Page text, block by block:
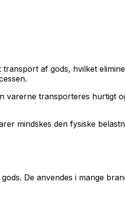
af gods, hvilket
transporteres hurtigt
mindskes den fysiske
De anvendes i mange